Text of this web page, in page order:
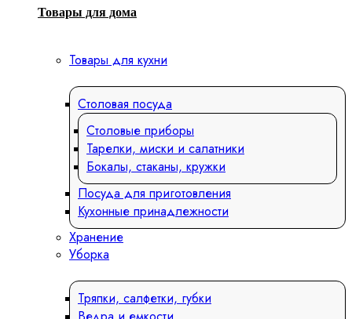
Товары для дома
Товары для кухни
Столовая посуда
Столовые приборы
Тарелки, миски и салатники
Бокалы, стаканы, кружки
Посуда для приготовления
Кухонные принадлежности
Хранение
Уборка
Тряпки, салфетки, губки